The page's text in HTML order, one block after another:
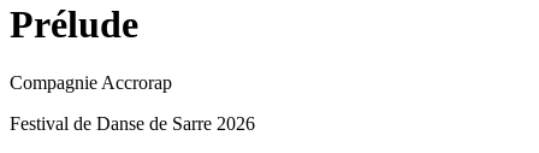
Prélude
Compagnie Accrorap
Festival de Danse de Sarre 2026